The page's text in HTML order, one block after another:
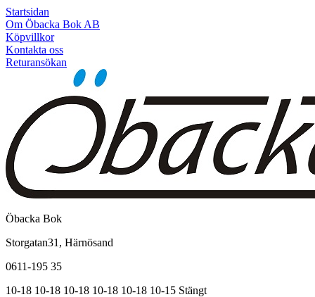
Startsidan
Om Öbacka Bok AB
Köpvillkor
Kontakta oss
Returansökan
Öbacka Bok
Storgatan31, Härnösand
0611-195 35
10-18 10-18 10-18 10-18 10-18 10-15 Stängt